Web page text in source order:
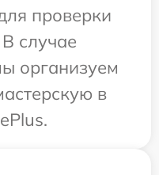
проверки
случае
организуем
в